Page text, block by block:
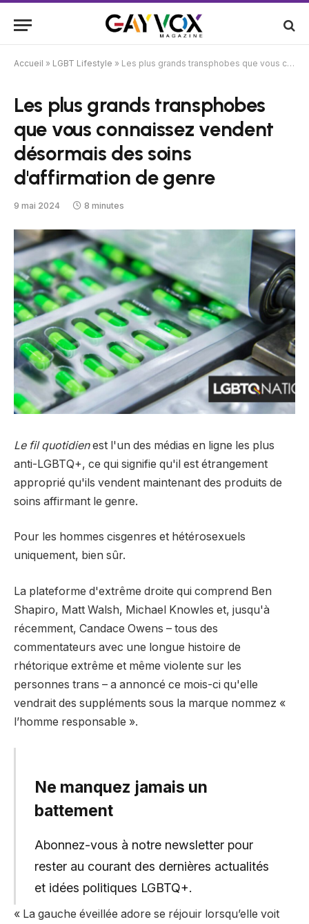
Accueil » LGBT Lifestyle » Les plus grands transphobes que vous connaissez vendent désormais des soins d'affirmation de genre
Les plus grands transphobes
que vous connaissez vendent
désormais des soins
d'affirmation de genre
9 mai 2024 8 minutes
Le fil quotidienest l'un des médias en ligne les plus
anti-LGBTQ+, ce qui signifie qu'il est étrangement
approprié qu'ils vendent maintenant des produits de
soins affirmant le genre.
Pour les hommes cisgenres et hétérosexuels
uniquement, bien sûr.
La plateforme d'extrême droite qui comprend Ben
Shapiro, Matt Walsh, Michael Knowles et, jusqu'à
récemment, Candace Owens – tous des
commentateurs avec une longue histoire de
rhétorique extrême et même violente sur les
personnes trans – a annoncé ce mois-ci qu'elle
vendrait des suppléments sous la marque nommez «
l’homme responsable ».
Ne manquez jamais un
battement
Abonnez-vous à notre newsletter pour
rester au courant des dernières actualités
et idées politiques LGBTQ+.
« La gauche éveillée adore se réjouir lorsqu’elle voit